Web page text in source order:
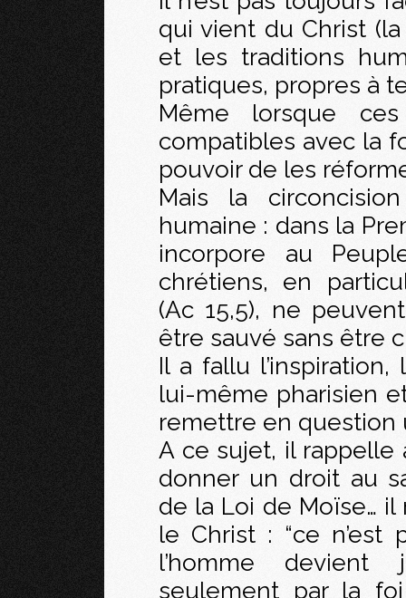
qui vient du Christ (la
et les traditions
pratiques, propres à
Même lorsque
compatibles avec la
pouvoir de les
Mais la
humaine : dans la
incorpore au
chrétiens, en
(Ac 15,5), ne
être sauvé sans être
Il a fallu
lui-même pharisien
remettre en
A ce sujet, il rappelle
donner un droit au
de la Loi de Moïse… il
le Christ : “ce
l’homme
seulement par la foi